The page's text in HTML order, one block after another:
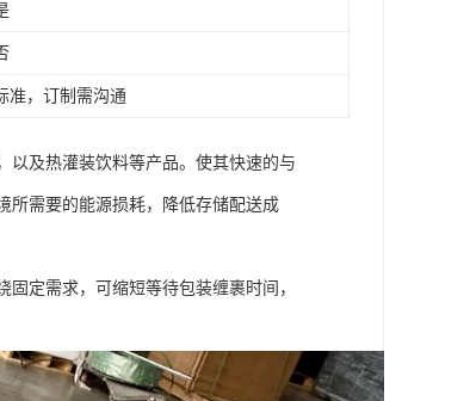
准，订制需沟通
以及热灌装饮料等产品。使其快速的与
所需要的能源损耗，降低存储配送成
定需求，可缩短等待包装缠裹时间，